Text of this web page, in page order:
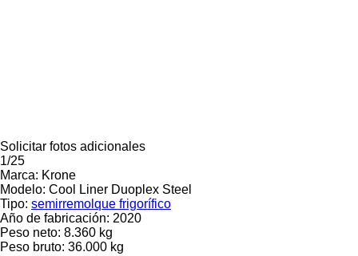
Solicitar fotos adicionales
1/25
Marca: Krone
Modelo: Cool Liner Duoplex Steel
Tipo: semirremolque frigorífico
Año de fabricación: 2020
Peso neto: 8.360 kg
Peso bruto: 36.000 kg